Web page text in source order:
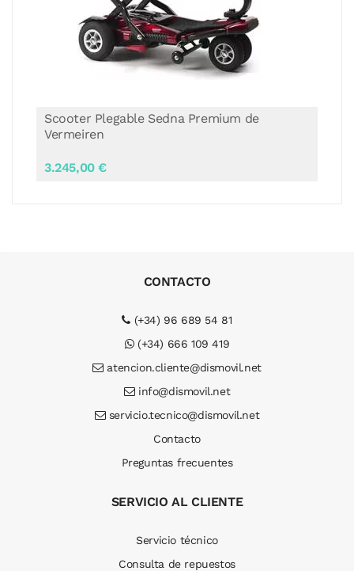
Scooter Plegable Sedna Premium de
Vermeiren
3.245,00 €
CONTACTO
(+34) 96 689 54 81
(+34) 666 109 419
atencion.cliente@dismovil.net
info@dismovil.net
servicio.tecnico@dismovil.net
Contacto
Preguntas frecuentes
SERVICIO AL CLIENTE
Servicio técnico
Consulta de repuestos